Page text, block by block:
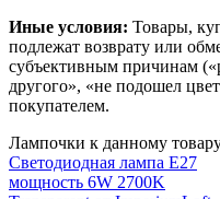
Иные условия: Товары,
подлежат возврату или
субъективным причинам
другого», «не подошел
покупателем.
Лампочки к данному
Светодиодная лампа E27
мощность 6W 2700K